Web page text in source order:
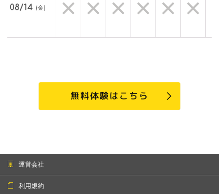
08/14 (金)
無料体験はこちら
運営会社
利用規約